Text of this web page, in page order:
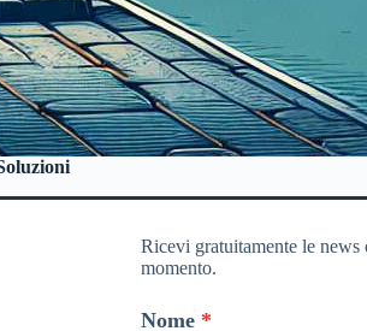
Ricevi gratuitamente le
momento.
Nome